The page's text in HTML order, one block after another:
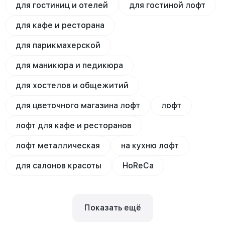
для гостиниц и отелей для гостиной лофт
для кафе и ресторана
для парикмахерской
для маникюра и педикюра
для хостелов и общежитий
для цветочного магазина лофт лофт
лофт для кафе и ресторанов
лофт металлическая на кухню лофт
для салонов красоты HoReCa
Показать ещё